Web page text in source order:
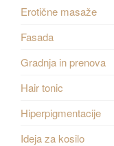
Erotične masaže
Fasada
Gradnja in prenova
Hair tonic
Hiperpigmentacije
Ideja za kosilo